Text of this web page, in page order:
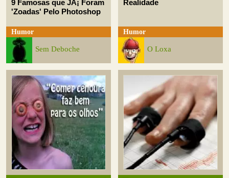
9 Famosas que JÃ¡ Foram
'Zoadas' Pelo Photoshop
Humor
Sem Deboche
Realidade
Humor
O Loxa